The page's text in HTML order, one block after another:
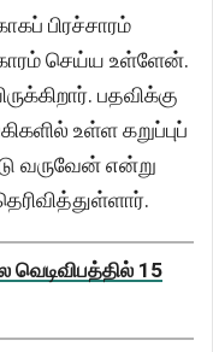
பிரச்சாரம்
செய்ய உள்ளேன்.
பதவிக்கு
உள்ள கறுப்புப்
வருவேன் என்று
வெடிவிபத்தில் 15